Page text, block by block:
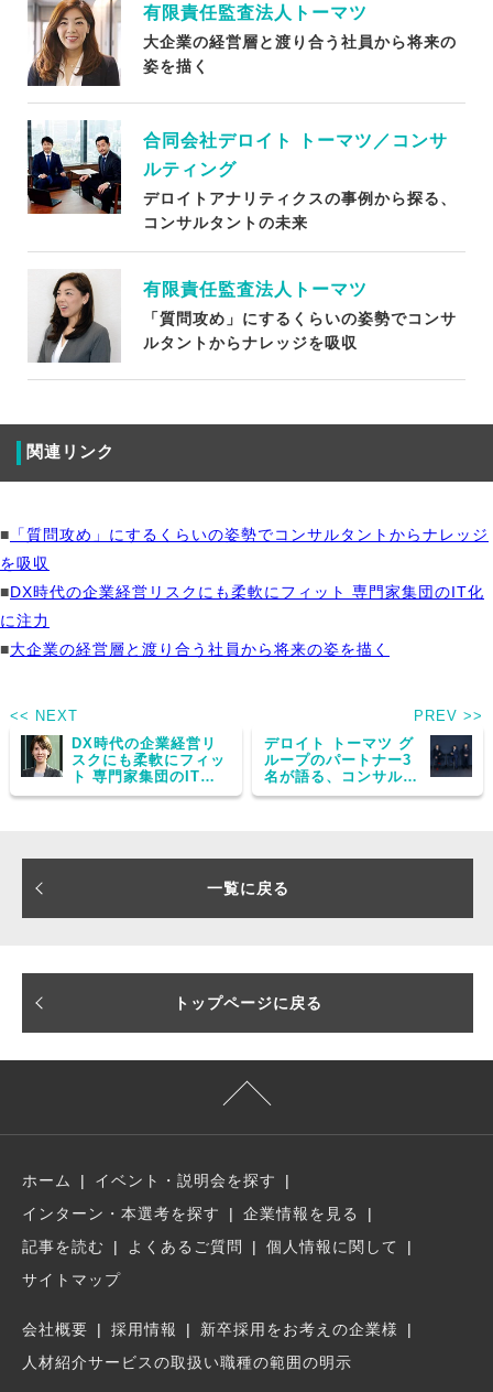
有限責任監査法人トーマツ
大企業の経営層と渡り合う社員から将来の
姿を描く
合同会社デロイト トーマツ／コンサ
ルティング
デロイトアナリティクスの事例から探る、
コンサルタントの未来
有限責任監査法人トーマツ
「質問攻め」にするくらいの姿勢でコンサ
ルタントからナレッジを吸収
関連リンク
■ 「質問攻め」にするくらいの姿勢でコンサルタントからナレッジ
を吸収
■DX時代の企業経営リスクにも柔軟にフィット 専門家集団のIT化
に注力
■大企業の経営層と渡り合う社員から将来の姿を描く
<< NEXT
DX時代の企業経営リ
スクにも柔軟にフィッ
ト 専門家集団のIT化
に注力
PREV >>
デロイト トーマツ グ
ループのパートナー3
名が語る、コンサルテ
ィングビジネスの最前
一覧に戻る
トップページに戻る
ホーム
イベント・説明会を探す
インターン・本選考を探す
企業情報を見る
記事を読む
よくあるご質問
個人情報に関して
サイトマップ
会社概要 採用情報
新卒採用をお考えの企業様
人材紹介サービスの取扱い職種の範囲の明示